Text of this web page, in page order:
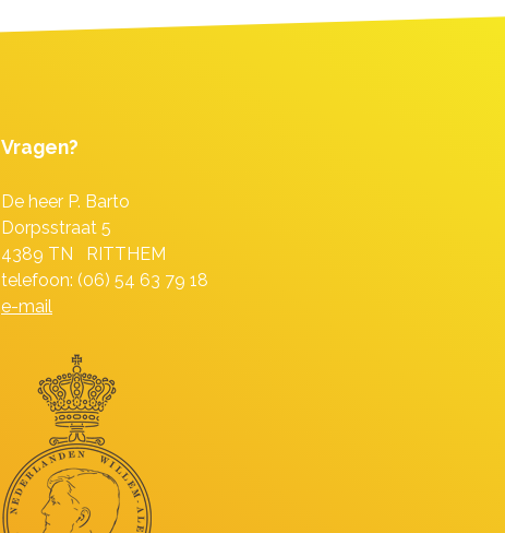
Vragen?
De heer P. Barto
Dorpsstraat 5
4389 TN RITTHEM
telefoon: (06) 54 63 79 18
e-mail